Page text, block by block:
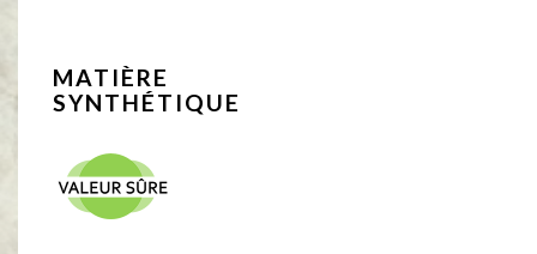
MATIÈRE
SYNTHÉTIQUE